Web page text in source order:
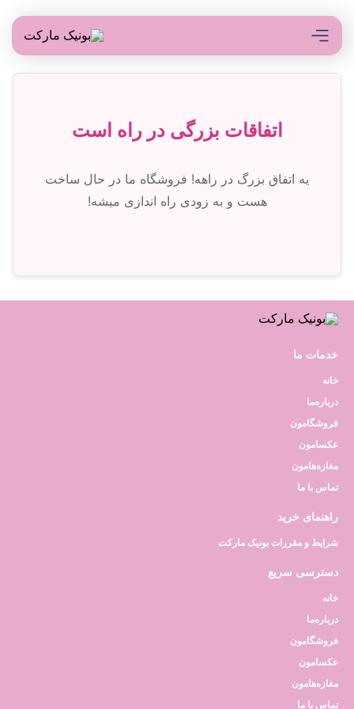
اتفاقات بزرگی در راه است
یه اتفاق بزرگ در راهه! فروشگاه ما در حال ساخت
هست و به زودی راه اندازی میشه!
خدمات ما
خانه
درباره‌ما
فروشگامون
عکسامون
مغازه‌هامون
تماس با ما
راهنمای خرید
شرایط و مقررات بونیک مارکت
دسترسی سریع
خانه
درباره‌ما
فروشگامون
عکسامون
مغازه‌هامون
تماس با ما